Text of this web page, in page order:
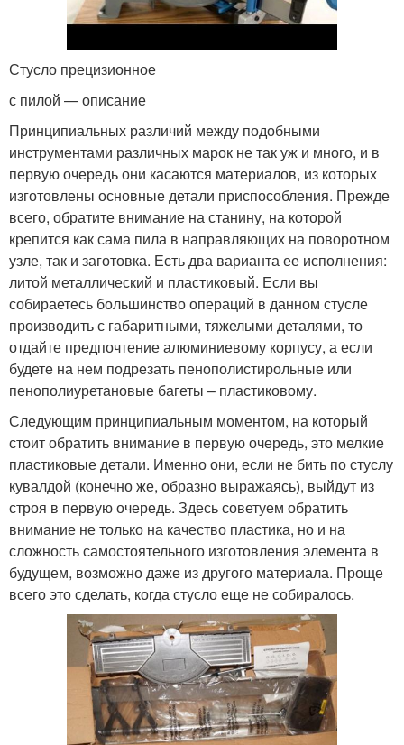
Стусло прецизионное
с пилой — описание
Принципиальных различий между подобными
инструментами различных марок не так уж и много, и в
первую очередь они касаются материалов, из которых
изготовлены основные детали приспособления. Прежде
всего, обратите внимание на станину, на которой
крепится как сама пила в направляющих на поворотном
узле, так и заготовка. Есть два варианта ее исполнения:
литой металлический и пластиковый. Если вы
собираетесь большинство операций в данном стусле
производить с габаритными, тяжелыми деталями, то
отдайте предпочтение алюминиевому корпусу, а если
будете на нем подрезать пенополистирольные или
пенополиуретановые багеты – пластиковому.
Следующим принципиальным моментом, на который
стоит обратить внимание в первую очередь, это мелкие
пластиковые детали. Именно они, если не бить по стуслу
кувалдой (конечно же, образно выражаясь), выйдут из
строя в первую очередь. Здесь советуем обратить
внимание не только на качество пластика, но и на
сложность самостоятельного изготовления элемента в
будущем, возможно даже из другого материала. Проще
всего это сделать, когда стусло еще не собиралось.